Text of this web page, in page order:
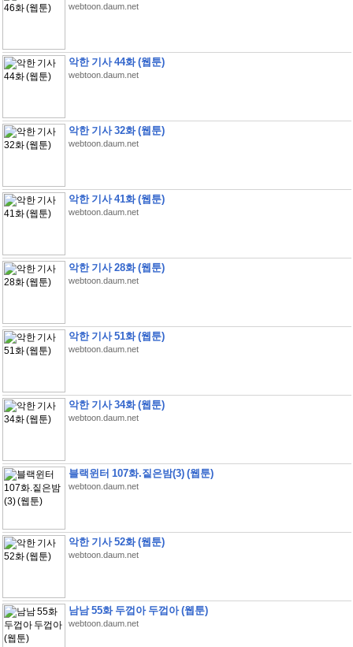
webtoon.daum.net
악한 기사 44화 (웹툰)
webtoon.daum.net
악한 기사 32화 (웹툰)
webtoon.daum.net
악한 기사 41화 (웹툰)
webtoon.daum.net
악한 기사 28화 (웹툰)
webtoon.daum.net
악한 기사 51화 (웹툰)
webtoon.daum.net
악한 기사 34화 (웹툰)
webtoon.daum.net
블랙윈터 107화.짙은밤(3) (웹툰)
webtoon.daum.net
악한 기사 52화 (웹툰)
webtoon.daum.net
남남 55화 두껍아 두껍아 (웹툰)
webtoon.daum.net